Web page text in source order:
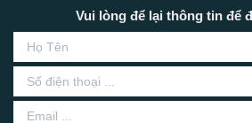
Vui lòng để lại thông tin để